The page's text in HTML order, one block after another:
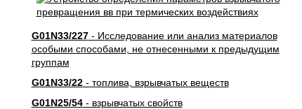
G01N33/227- Исследование или анализ материалов
особыми способами, не отнесенными к предыдущим
группам
G01N33/22- топлива, взрывчатых веществ
G01N25/54- взрывчатых свойств